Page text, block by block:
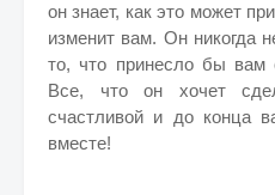
он знает, как это может
изменит вам. Он никогда
то, что принесло бы вам
Все, что он хочет
счастливой и до конца
вместе!